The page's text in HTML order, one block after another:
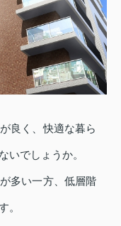
良く、快適な暮ら
いでしょうか。
多い一方、低層階
。